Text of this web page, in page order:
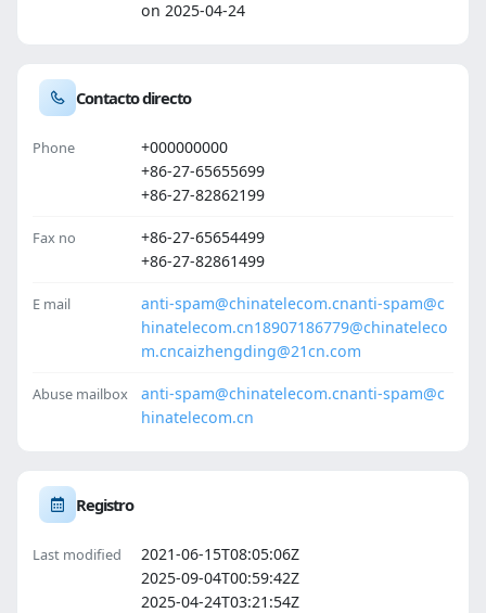
on 2025-04-24
Contacto directo
Phone
+000000000
+86-27-65655699
+86-27-82862199
Fax no
+86-27-65654499
+86-27-82861499
E mail anti-spam@chinatelecom.cnanti-spam@c
hinatelecom.cn18907186779@chinateleco
m.cncaizhengding@21cn.com
Abuse mailbox anti-spam@chinatelecom.cnanti-spam@c
hinatelecom.cn
Registro
Last modified
2021-06-15T08:05:06Z
2025-09-04T00:59:42Z
2025-04-24T03:21:54Z